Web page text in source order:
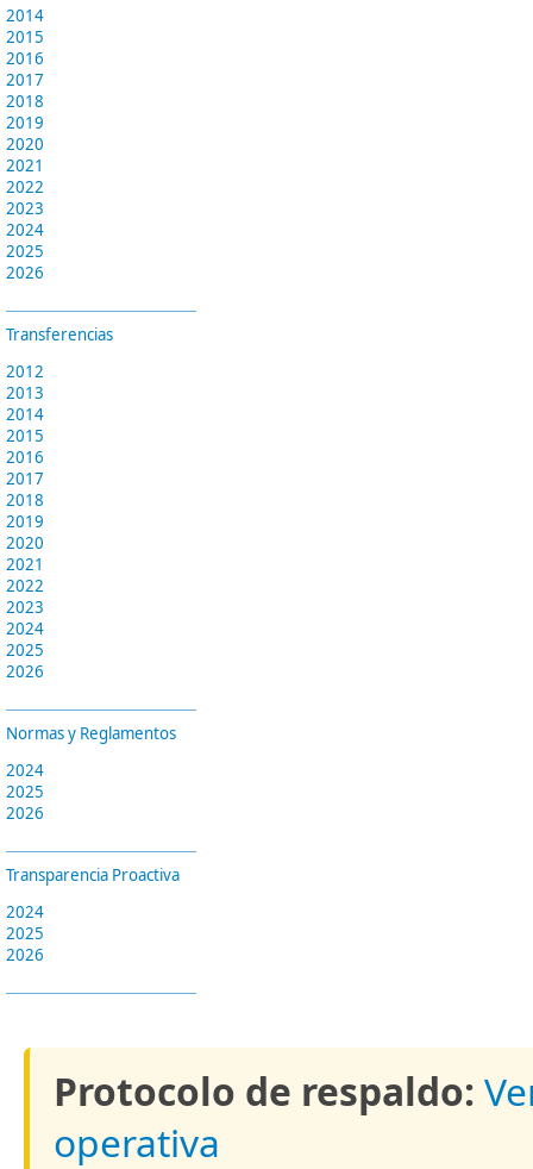
2014
2015
2016
2017
2018
2019
2020
2021
2022
2023
2024
2025
2026
Transferencias
2012
2013
2014
2015
2016
2017
2018
2019
2020
2021
2022
2023
2024
2025
2026
Normas y Reglamentos
2024
2025
2026
Transparencia Proactiva
2024
2025
2026
Protocolo de respaldo:
operativa